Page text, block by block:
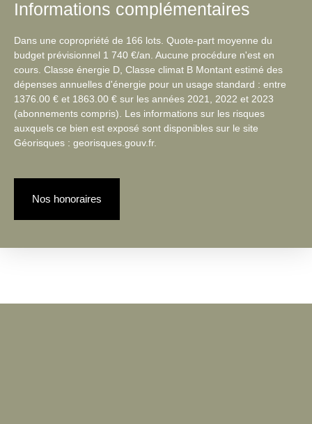
Informations complémentaires
Dans une copropriété de 166 lots. Quote-part moyenne du
budget prévisionnel 1 740 €/an. Aucune procédure n'est en
cours. Classe énergie D, Classe climat B Montant estimé des
dépenses annuelles d'énergie pour un usage standard : entre
1376.00 € et 1863.00 € sur les années 2021, 2022 et 2023
(abonnements compris). Les informations sur les risques
auxquels ce bien est exposé sont disponibles sur le site
Géorisques : georisques.gouv.fr.
Nos honoraires